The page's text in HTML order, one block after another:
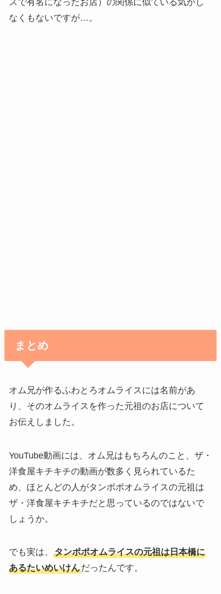
なくもないですが…。
まとめ
オム兄が作るふわとろオムライスには名前があ
り、そのオムライスを作った元祖のお店について
お伝えしました。
YouTube動画には、オム兄はもちろんのこと、ザ・
洋食屋キチキチの動画が数多く見られているた
め、ほとんどの人がタンポポオムライスの元祖は
ザ・洋食屋キチキチだと思っているのではないで
しょうか。
でも実は、 タンポポオムライスの元祖は日本橋に
あるたいめいけんだったんです。